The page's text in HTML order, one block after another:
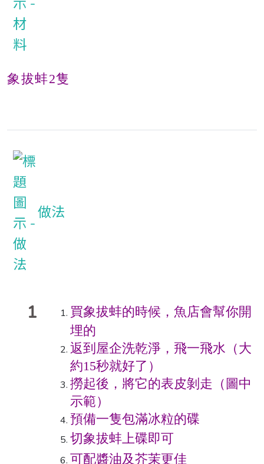
象拔蚌2隻
做法
1 買象拔蚌的時候，魚店會幫你開
埋的
返到屋企洗乾淨，飛一飛水（大
約15秒就好了）
撈起後，將它的表皮剝走（圖中
示範）
預備一隻包滿冰粒的碟
切象拔蚌上碟即可
可配醬油及芥茉更佳